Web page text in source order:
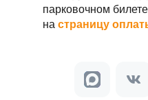
парковочном
настраницу